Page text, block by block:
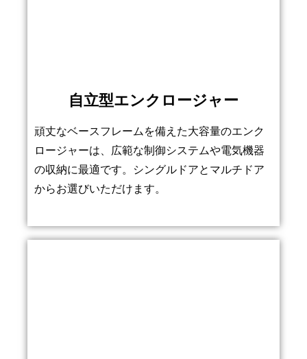
自立型エンクロージャー
頑丈なベースフレームを備えた大容量のエンク
ロージャーは、広範な制御システムや電気機器
の収納に最適です。シングルドアとマルチドア
からお選びいただけます。